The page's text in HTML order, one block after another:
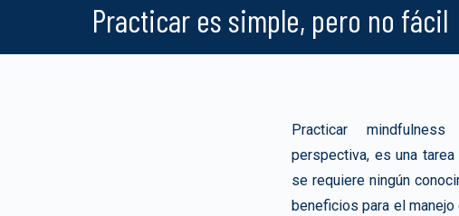
Practicar es simple, pero no fácil
Practicar
perspectiva, es una
se requiere ningún
beneficios para el